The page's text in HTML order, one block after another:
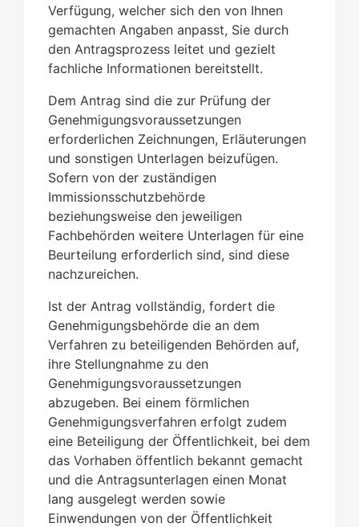
Verfügung, welcher sich den von Ihnen
gemachten Angaben anpasst, Sie durch
den Antragsprozess leitet und gezielt
fachliche Informationen bereitstellt.
Dem Antrag sind die zur Prüfung der
Genehmigungsvoraussetzungen
erforderlichen Zeichnungen, Erläuterungen
und sonstigen Unterlagen beizufügen.
Sofern von der zuständigen
Immissionsschutzbehörde
beziehungsweise den jeweiligen
Fachbehörden weitere Unterlagen für eine
Beurteilung erforderlich sind, sind diese
nachzureichen.
Ist der Antrag vollständig, fordert die
Genehmigungsbehörde die an dem
Verfahren zu beteiligenden Behörden auf,
ihre Stellungnahme zu den
Genehmigungsvoraussetzungen
abzugeben. Bei einem förmlichen
Genehmigungsverfahren erfolgt zudem
eine Beteiligung der Öffentlichkeit, bei dem
das Vorhaben öffentlich bekannt gemacht
und die Antragsunterlagen einen Monat
lang ausgelegt werden sowie
Einwendungen von der Öffentlichkeit